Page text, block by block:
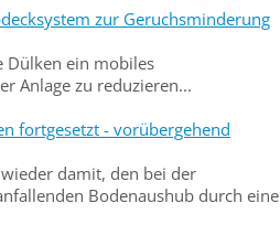
zur Geruchsminderung
Dülken ein mobiles
Anlage zu reduzieren...
fortgesetzt - vorübergehend
damit, den bei der
Bodenaushub durch eine